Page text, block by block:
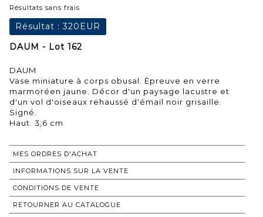
Résultats sans frais
Résultat :320EUR
DAUM - Lot 162
DAUM
Vase miniature à corps obusal. Épreuve en verre
marmoréen jaune. Décor d'un paysage lacustre et
d'un vol d'oiseaux rehaussé d'émail noir grisaille.
Signé.
Haut. 3,6 cm
MES ORDRES D'ACHAT
INFORMATIONS SUR LA VENTE
CONDITIONS DE VENTE
RETOURNER AU CATALOGUE